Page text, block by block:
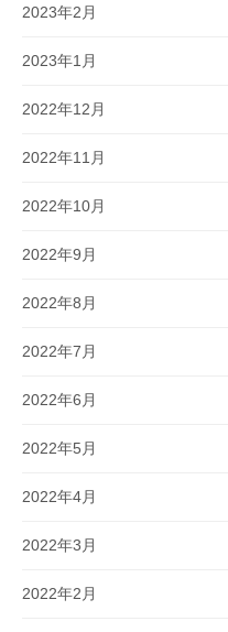
2023年2月
2023年1月
2022年12月
2022年11月
2022年10月
2022年9月
2022年8月
2022年7月
2022年6月
2022年5月
2022年4月
2022年3月
2022年2月